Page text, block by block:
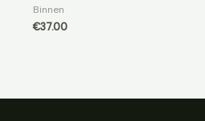
Binnen
€37.00